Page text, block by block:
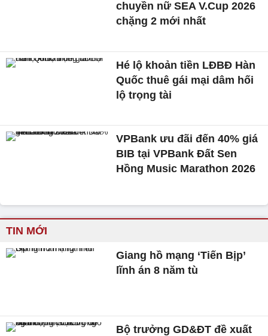
chuyền nữ SEA V.Cup 2026
chặng 2 mới nhất
Hé lộ khoản tiền LĐBĐ Hàn
Quốc thuê gái mại dâm hối
lộ trọng tài
VPBank ưu đãi đến 40% giá
BIB tại VPBank Đất Sen
Hồng Music Marathon 2026
TIN MỚI
Giang hồ mạng ‘Tiến Bịp’
lĩnh án 8 năm tù
Bộ trưởng GD&ĐT đề xuất